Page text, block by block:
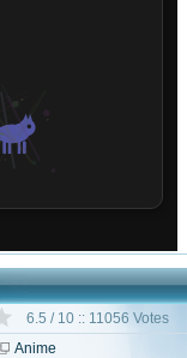
6.5 / 10 :: 11056 Votes
Anime